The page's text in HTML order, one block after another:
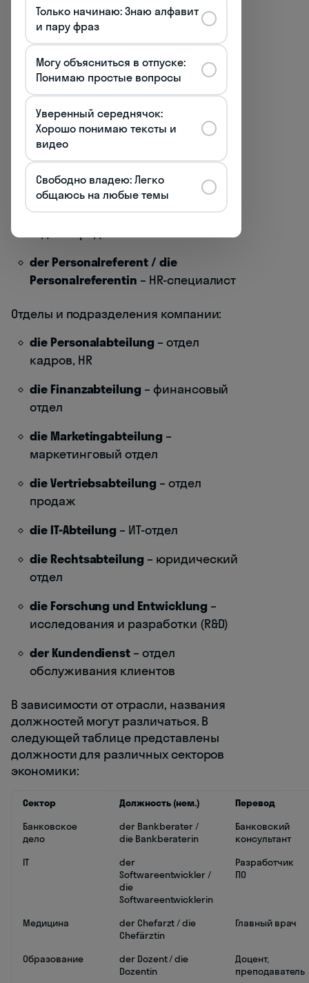
der Buchhalter / die Buchhalterin
бухгалтер
der Kundenbetreuer / die
Kundenbetreuerin – менеджер по
работе с клиентами
der Projektmanager / die
Projektmanagerin
менеджер
der Vertriebsmitarbeiter / die
Vertriebsmitarbeiterin– сотрудник
der Personalreferent / die
Personalreferentin – HR-специалист
Отделы и подразделения компании:
die Personalabteilung – отдел
кадров, HR
die Finanzabteilung – финансовый
отдел
die Marketingabteilung –
маркетинговый отдел
die Vertriebsabteilung – отдел
продаж
die IT-Abteilung – ИТ-отдел
die Rechtsabteilung – юридический
отдел
die Forschung und Entwicklung –
исследования и разработки (R&D)
der Kundendienst – отдел
обслуживания клиентов
В зависимости от отрасли, названия
должностей могут различаться. В
следующей таблице представлены
должности для различных секторов
экономики:
Сектор Должность (нем.)
Перевод
Банковское
дело
der Bankberater /
die Bankberaterin
Банковский
консультант
IT
der
Softwareentwickler /
die
Softwareentwicklerin
Разработчик
ПО
Медицина
der Chefarzt / die
Chefärztin
Главный врач
Образование
der Dozent / die
Dozentin
Доцент,
преподаватель
Только начинаю: Знаю алфавит
и пару фраз
Могу объясниться в отпуске:
Понимаю простые вопросы
Уверенный середнячок:
Хорошо понимаю тексты и
видео
Свободно владею: Легко
общаюсь на любые темы